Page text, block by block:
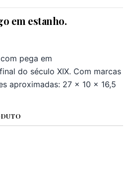
em estanho.
pega em
do século XIX. Com marcas
aproximadas: 27 x 10 x 16,5